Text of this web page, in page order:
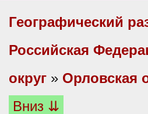
Географический
Российская
округ » Орловская
Вниз ⇊